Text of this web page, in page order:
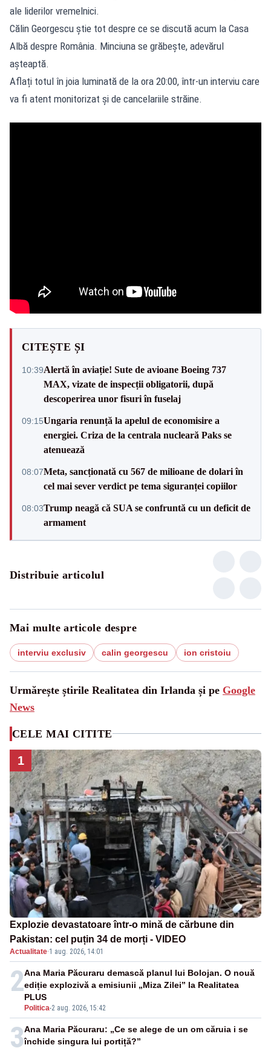
ale liderilor vremelnici.
Călin Georgescu știe tot despre ce se discută acum la Casa
Albă despre România. Minciuna se grăbește, adevărul
așteaptă.
Aflați totul în joia luminată de la ora 20:00, într-un interviu care
va fi atent monitorizat și de cancelariile străine.
CITEȘTE ȘI
10:39Alertă în aviație! Sute de avioane Boeing 737
MAX, vizate de inspecții obligatorii, după
descoperirea unor fisuri în fuselaj
09:15Ungaria renunță la apelul de economisire a
energiei. Criza de la centrala nucleară Paks se
atenuează
08:07Meta, sancționată cu 567 de milioane de dolari în
cel mai sever verdict pe tema siguranței copiilor
08:03Trump neagă că SUA se confruntă cu un deficit de
armament
Distribuie articolul
Mai multe articole despre
interviu exclusiv calin georgescu ion cristoiu
Urmărește știrile Realitatea din Irlanda și pe Google
News
CELE MAI CITITE
1
Explozie devastatoare într-o mină de cărbune din
Pakistan: cel puțin 34 de morți - VIDEO
Actualitate·1 aug. 2026, 14:01
2
Politica-2 aug. 2026, 15:42
Ana Maria Păcuraru demască planul lui Bolojan. O nouă
ediție explozivă a emisiunii „Miza Zilei” la Realitatea
PLUS
3Ana Maria Păcuraru: „Ce se alege de un om căruia i se
închide singura lui portiță?”